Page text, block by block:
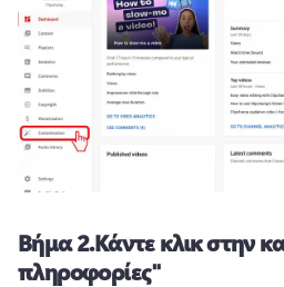
Βήμα 2.Κάντε κλικ στην
πληροφορίες"